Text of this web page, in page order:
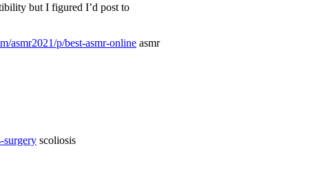
but I figured I’d post to
asmr2021/p/best-asmr-online asmr
surgery scoliosis